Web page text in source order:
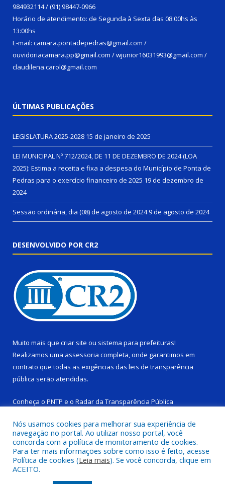
984932114 / (91) 98447-0966
Horário de atendimento: de Segunda à Sexta das 08:00hs às
13:00hs
E-mail: camara.pontadepedras@gmail.com /
ouvidoriacamara.pp@gmail.com / wjunior16031993@gmail.com /
claudilena.carol@gmail.com
ÚLTIMAS PUBLICAÇÕES
LEGISLATURA 2025-2028 15 de janeiro de 2025
LEI MUNICIPAL Nº 712/2024, DE 11 DE DEZEMBRO DE 2024 (LOA
2025): Estima a receita e fixa a despesa do Município de Ponta de
Pedras para o exercício financeiro de 2025 19 de dezembro de
2024
Sessão ordinária, dia (08) de agosto de 20249 de agosto de 2024
DESENVOLVIDO POR CR2
Muito mais que criar site ou sistema para prefeituras!
Realizamos uma assessoria completa, onde garantimos em
contrato que todas as exigências das leis de transparência
pública serão atendidas.
Conheça o PNTP e o Radar da Transparência Pública
Todos os direitos reservados a Câmara Municipal de Ponta de
Pedras.
Nós usamos cookies para melhorar sua experiência de
navegação no portal. Ao utilizar nosso portal, você
concorda com a política de monitoramento de cookies.
Para ter mais informações sobre como isso é feito, acesse
Política de cookies (Leia mais). Se você concorda, clique em
ACEITO.